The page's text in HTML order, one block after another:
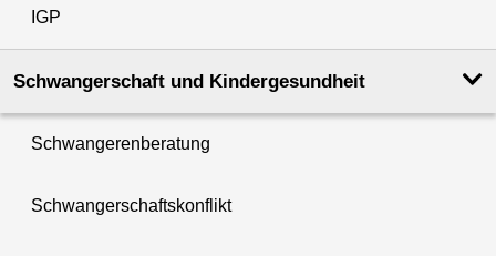
IGP
Schwanger­schaft und Kinder­­gesundheit
Schwangerenberatung
Schwangerschaftskonflikt